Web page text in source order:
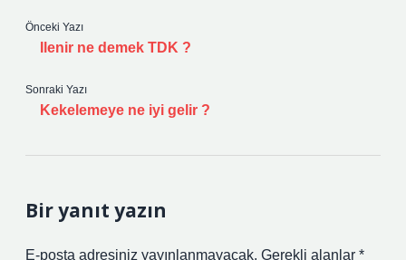
Önceki Yazı
Ilenir ne demek TDK ?
Sonraki Yazı
Kekelemeye ne iyi gelir ?
Bir yanıt yazın
E-posta adresiniz yayınlanmayacak. Gerekli alanlar *